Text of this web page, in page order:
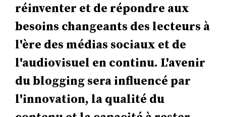
réinventer et de répondre aux
besoins changeants des lecteurs à
l'ère des médias sociaux et de
l'audiovisuel en continu. L'avenir
du blogging sera influencé par
l'innovation, la qualité du